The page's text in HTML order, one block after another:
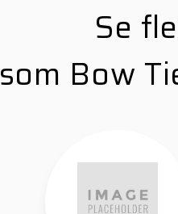
Se
som Bow